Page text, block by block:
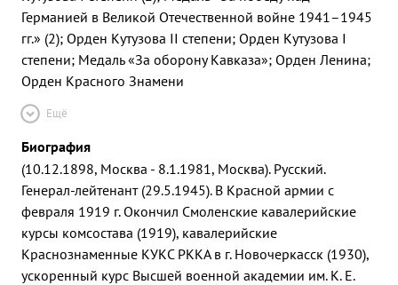
Германией в Великой Отечественной войне 1941–1945
гг.» (2); Орден Кутузова II степени; Орден Кутузова I
степени; Медаль «За оборону Кавказа»; Орден Ленина;
Орден Красного Знамени
Ещё
Биография
(10.12.1898, Москва - 8.1.1981, Москва). Русский.
Генерал-лейтенант (29.5.1945). В Красной армии с
февраля 1919 г. Окончил Смоленские кавалерийские
курсы комсостава (1919), кавалерийские
Краснознаменные КУКС РККА в г. Новочеркасск (1930),
ускоренный курс Высшей военной академии им. К. Е.